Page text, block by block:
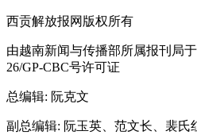
西贡解放报网版权所有
由越南新闻与传播部所属报刊局
26/GP-CBC号许可证
总编辑: 阮克文
副总编辑: 阮玉英、范文长、裴氏